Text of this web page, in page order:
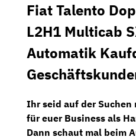
Fiat Talento
L2H1 Multicab
Automatik
Ihr seid auf der Suchen
für euer Business als
Dann schaut mal beim